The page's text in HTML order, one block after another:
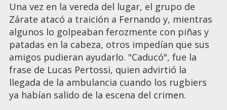
Una vez en la vereda del lugar, el grupo de
Zárate atacó a traición a Fernando y, mientras
algunos lo golpeaban ferozmente con piñas y
patadas en la cabeza, otros impedían que sus
amigos pudieran ayudarlo. "Caducó", fue la
frase de Lucas Pertossi, quien advirtió la
llegada de la ambulancia cuando los rugbiers
ya habían salido de la escena del crimen.